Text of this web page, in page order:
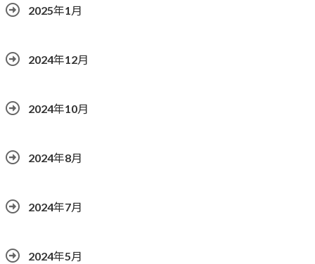
2025年1月
2024年12月
2024年10月
2024年8月
2024年7月
2024年5月